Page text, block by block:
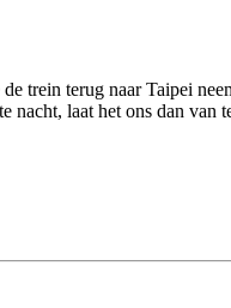
trein terug naar Taipei
laat het ons dan van